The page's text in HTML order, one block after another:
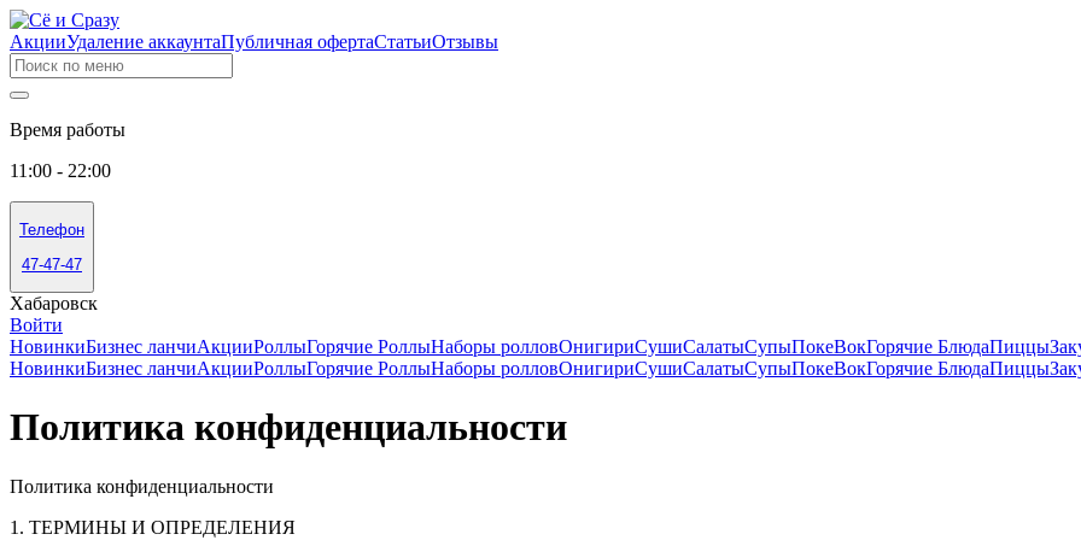
АкцииУдаление аккаунтаПубличная офертаСтатьиОтзывы
Время работы
11:00 - 22:00
Телефон
47-47-47
Хабаровск
Войти
НовинкиБизнес ланчиАкцииРоллыГорячие РоллыНаборы ролловОнигириСушиСалатыСупыПокеВокГорячие БлюдаПиццы
НовинкиБизнес ланчиАкцииРоллыГорячие РоллыНаборы ролловОнигириСушиСалатыСупыПокеВокГорячие БлюдаПиццы
Политика конфиденциальности
Политика конфиденциальности
1. ТЕРМИНЫ И ОПРЕДЕЛЕНИЯ